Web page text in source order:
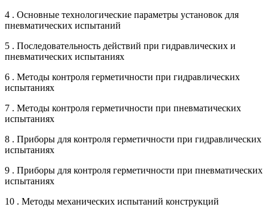
4 . Основные технологические параметры установок для
пневматических испытаний
5 . Последовательность действий при гидравлических и
пневматических испытаниях
6 . Методы контроля герметичности при гидравлических
испытаниях
7 . Методы контроля герметичности при пневматических
испытаниях
8 . Приборы для контроля герметичности при гидравлических
испытаниях
9 . Приборы для контроля герметичности при пневматических
испытаниях
10 . Методы механических испытаний конструкций